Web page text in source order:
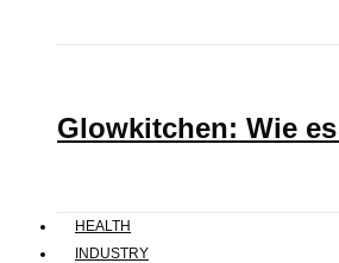
Glowkitchen: Wie
HEALTH
INDUSTRY